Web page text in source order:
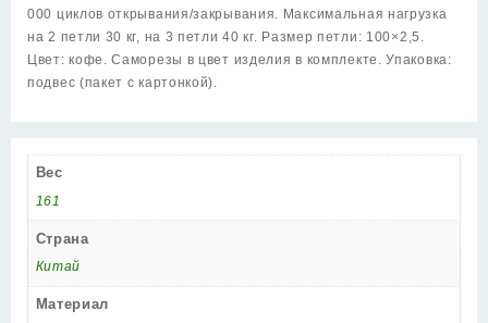
кофе
000 циклов открывания/закрывания. Максимальная нагрузка
на 2 петли 30 кг, на 3 петли 40 кг. Размер петли: 100×2,5.
Цвет: кофе. Саморезы в цвет изделия в комплекте. Упаковка:
подвес (пакет с картонкой).
Вес
161
Страна
Китай
Материал